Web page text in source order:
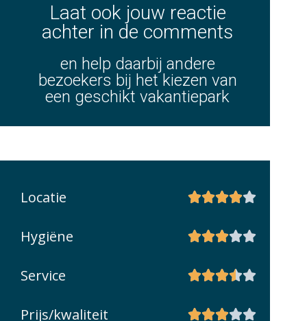
Laat ook jouw reactie
achter in de comments
en help daarbij andere
bezoekers bij het kiezen van
een geschikt vakantiepark
Locatie 
Hygiëne 
Service 
Prijs/kwaliteit 